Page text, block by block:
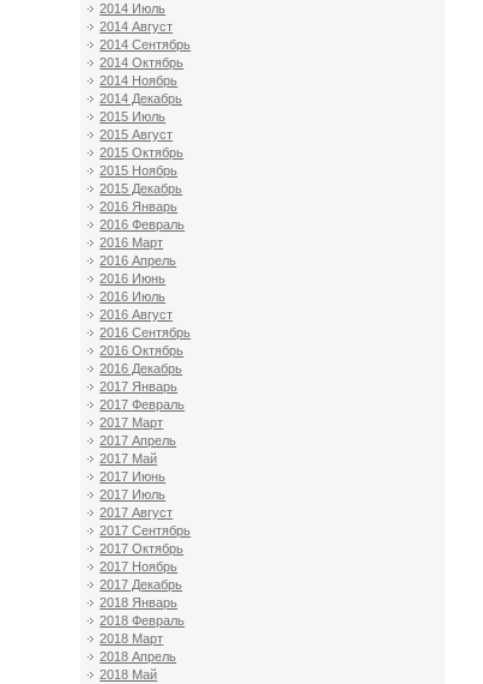
2014 Июль
2014 Август
2014 Сентябрь
2014 Октябрь
2014 Ноябрь
2014 Декабрь
2015 Июль
2015 Август
2015 Октябрь
2015 Ноябрь
2015 Декабрь
2016 Январь
2016 Февраль
2016 Март
2016 Апрель
2016 Июнь
2016 Июль
2016 Август
2016 Сентябрь
2016 Октябрь
2016 Декабрь
2017 Январь
2017 Февраль
2017 Март
2017 Апрель
2017 Май
2017 Июнь
2017 Июль
2017 Август
2017 Сентябрь
2017 Октябрь
2017 Ноябрь
2017 Декабрь
2018 Январь
2018 Февраль
2018 Март
2018 Апрель
2018 Май